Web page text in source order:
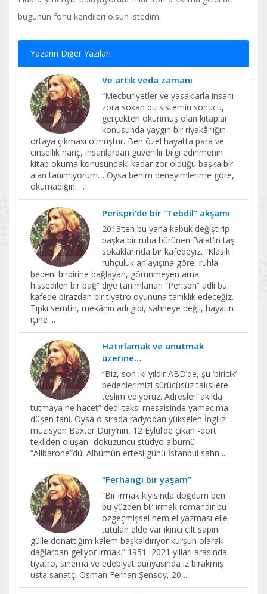
bugünün fonu kendileri olsun istedim.
Yazarın Diğer Yazıları
Ve artık veda zamanı
​“Mecburiyetler ve yasaklarla insanı
zora sokan bu sistemin sonucu,
gerçekten okunmuş olan kitaplar
konusunda yaygın bir riyakârlığın
ortaya çıkması olmuştur. Ben özel hayatta para ve
cinsellik hariç, insanlardan güvenilir bilgi edinmenin
kitap okuma konusundaki kadar zor olduğu başka bir
alan tanımıyorum… Oysa benim deneyimlerime göre,
okumadığını ...
Perispri’de bir “Tebdil” akşamı
2013’ten bu yana kabuk değiştirip
başka bir ruha bürünen Balat’ın taş
sokaklarında bir kafedeyiz. “Klasik
ruhçuluk anlayışına göre, ruhla
bedeni birbirine bağlayan, görünmeyen ama
hissedilen bir bağ” diye tanımlanan “Perispri” adlı bu
kafede birazdan bir tiyatro oyununa tanıklık edeceğiz.
Tıpkı semtin, mekânın adı gibi, sahneye değil, hayatın
içine ...
Hatırlamak ve unutmak
üzerine…
“Biz, son iki yıldır ABD’de, şu ‘biricik’
bedenlerimizi sürücüsüz taksilere
teslim ediyoruz. Adresleri akılda
tutmaya ne hacet” dedi taksi mesaisinde yamacıma
düşen fani. Oysa o sırada radyodan yükselen İngiliz
müzisyen Baxter Dury’nin, 12 Eylül’de çıkan -dört
tekliden oluşan- dokuzuncu stüdyo albümü
“Allbarone”dü. Albümün ertesi günü İstanbul sahn ...
“Ferhangi bir yaşam”
“Bir ırmak kıyısında doğdum ben
bu yüzden bir ırmak romandır bu
özgeçmişsel hem el yazması elle
tutulan elde var ikinci cilt sapını
gülle donattığım kalem başkaldırıyor kurşun olarak
dağlardan geliyor ırmak.” 1951–2021 yılları arasında
tiyatro, sinema ve edebiyat dünyasında iz bırakmış
usta sanatçı Osman Ferhan Şensoy, 20 ...